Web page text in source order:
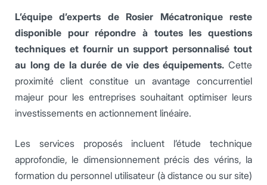
L’équipe d’experts de Rosier Mécatronique reste
disponible pour répondre à toutes les questions
techniques et fournir un support personnalisé tout
au long de la durée de vie des équipements. Cette
proximité client constitue un avantage concurrentiel
majeur pour les entreprises souhaitant optimiser leurs
investissements en actionnement linéaire.
Les services proposés incluent l’étude technique
approfondie, le dimensionnement précis des vérins, la
formation du personnel utilisateur (à distance ou sur site)